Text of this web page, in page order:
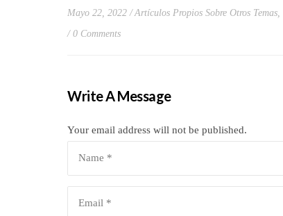
Mayo 22, 2022 Artículos Propios Sobre Otros Temas
0 Comments
Write A Message
Your email address will not be published.